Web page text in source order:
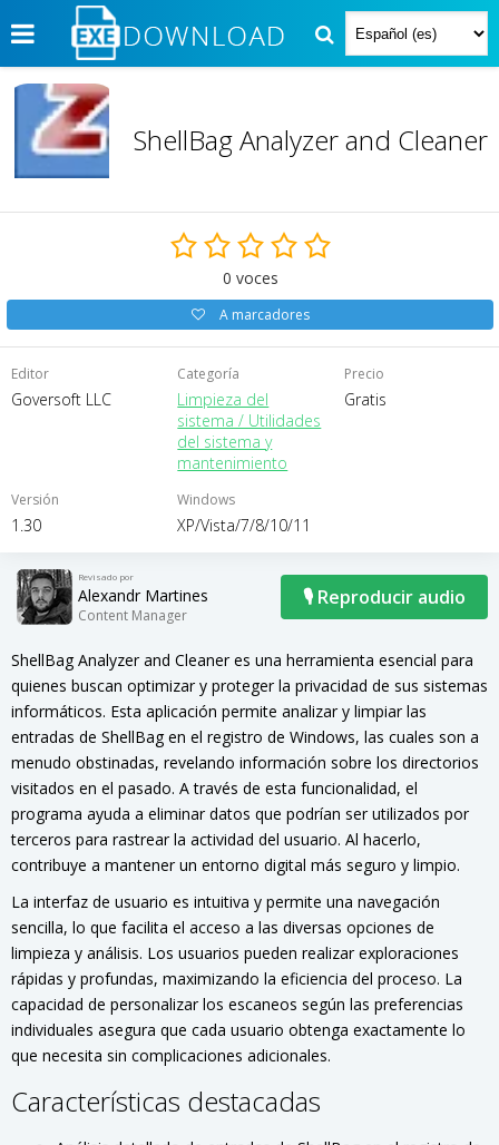
ShellBag Analyzer and Cleaner
0 voces
A marcadores
Editor
Goversoft LLC
Categoría
Limpieza del
sistema / Utilidades
del sistema y
mantenimiento
Precio
Gratis
Versión
1.30
Windows
XP/Vista/7/8/10/11
🎙 Reproducir audio
Revisado por
Alexandr Martines
Content Manager
ShellBag Analyzer and Cleaner es una herramienta esencial para
quienes buscan optimizar y proteger la privacidad de sus sistemas
informáticos. Esta aplicación permite analizar y limpiar las
entradas de ShellBag en el registro de Windows, las cuales son a
menudo obstinadas, revelando información sobre los directorios
visitados en el pasado. A través de esta funcionalidad, el
programa ayuda a eliminar datos que podrían ser utilizados por
terceros para rastrear la actividad del usuario. Al hacerlo,
contribuye a mantener un entorno digital más seguro y limpio.
La interfaz de usuario es intuitiva y permite una navegación
sencilla, lo que facilita el acceso a las diversas opciones de
limpieza y análisis. Los usuarios pueden realizar exploraciones
rápidas y profundas, maximizando la eficiencia del proceso. La
capacidad de personalizar los escaneos según las preferencias
individuales asegura que cada usuario obtenga exactamente lo
que necesita sin complicaciones adicionales.
Características destacadas